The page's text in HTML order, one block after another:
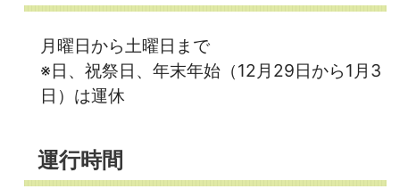
月曜日から土曜日まで
※日、祝祭日、年末年始（12月29日から1月3
日）は運休
運行時間